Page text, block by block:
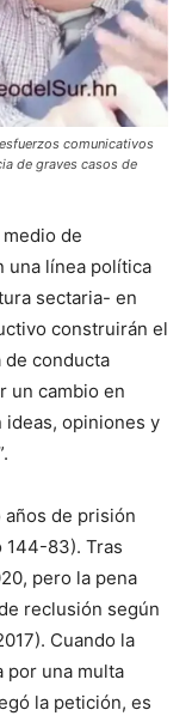
comunicativos
de graves casos de
medio de
una línea política
sectaria- en
construirán el
de conducta
un cambio en
ideas, opiniones y
años de prisión
144-83). Tras
pero la pena
reclusión según
Cuando la
por una multa
la petición, es